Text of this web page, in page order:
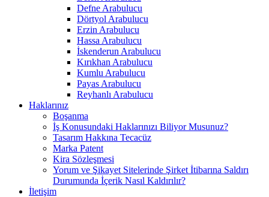
Defne Arabulucu
Dörtyol Arabulucu
Erzin Arabulucu
Hassa Arabulucu
İskenderun Arabulucu
Kırıkhan Arabulucu
Kumlu Arabulucu
Payas Arabulucu
Reyhanlı Arabulucu
Haklarınız
Boşanma
İş Konusundaki Haklarınızı Biliyor Musunuz?
Tasarım Hakkına Tecacüz
Marka Patent
Kira Sözleşmesi
Yorum ve Şikayet Sitelerinde Şirket İtibarına Saldırı
Durumunda İçerik Nasıl Kaldırılır?
İletişim